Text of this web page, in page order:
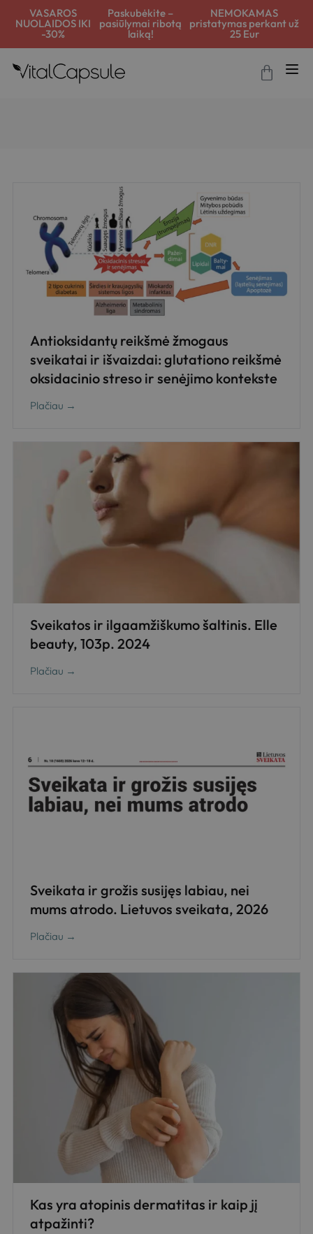
VASAROS
NUOLAIDOS IKI
-30%
Paskubėkite –
pasiūlymai ribotą
laiką!
NEMOKAMAS
pristatymas perkant už
25 Eur
Antioksidantų reikšmė žmogaus
sveikatai ir išvaizdai: glutationo reikšmė
oksidacinio streso ir senėjimo kontekste
Plačiau →
Sveikatos ir ilgaamžiškumo šaltinis. Elle
beauty, 103p. 2024
Plačiau →
Sveikata ir grožis susijęs labiau, nei
mums atrodo. Lietuvos sveikata, 2026
Plačiau →
Kas yra atopinis dermatitas ir kaip jį
atpažinti?